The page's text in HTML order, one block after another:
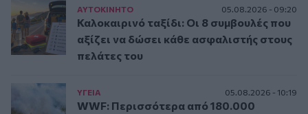
ΑΥΤΟΚΙΝΗΤΟ 05.08.2026 - 09:20
Καλοκαιρινό ταξίδι: Οι 8 συμβουλές που
αξίζει να δώσει κάθε ασφαλιστής στους
πελάτες του
ΥΓΕΙΑ 05.08.2026 - 10:19
WWF: Περισσότερα από 180.000